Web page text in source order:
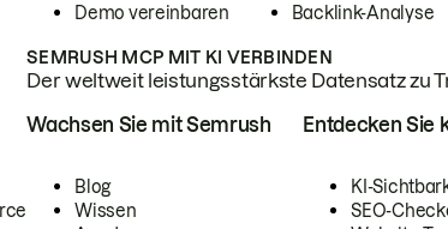
Demo vereinbaren
Backlink-Analyse
SEMRUSH MCP MIT KI VERBINDEN
Der weltweit leistungsstärkste Datensatz zu
Wachsen Sie mit Semrush
Blog
Wissen
Entdecken Sie
KI-
SEO-